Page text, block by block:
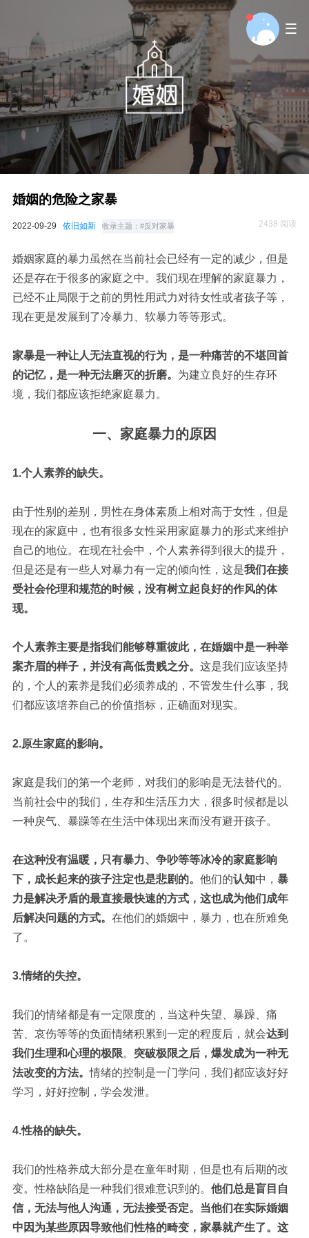
婚姻的危险之家暴
2022-09-29 依旧如新 收录主题： #反对家暴 2438 阅读
婚姻家庭的暴力虽然在当前社会已经有一定的减少，但是
还是存在于很多的家庭之中。我们现在理解的家庭暴力，
已经不止局限于之前的男性用武力对待女性或者孩子等，
现在更是发展到了冷暴力、软暴力等等形式。
家暴是一种让人无法直视的行为，是一种痛苦的不堪回首
的记忆，是一种无法磨灭的折磨。 为建立良好的生存环
境，我们都应该拒绝家庭暴力。
一、家庭暴力的原因
1.个人素养的缺失。
由于性别的差别，男性在身体素质上相对高于女性，但是
现在的家庭中，也有很多女性采用家庭暴力的形式来维护
自己的地位。在现在社会中，个人素养得到很大的提升，
但是还是有一些人对暴力有一定的倾向性，这是我们在接
受社会伦理和规范的时候，没有树立起良好的作风的体
现。
个人素养主要是指我们能够尊重彼此，在婚姻中是一种举
案齐眉的样子，并没有高低贵贱之分。 这是我们应该坚持
的，个人的素养是我们必须养成的，不管发生什么事，我
们都应该培养自己的价值指标，正确面对现实。
2.原生家庭的影响。
家庭是我们的第一个老师，对我们的影响是无法替代的。
当前社会中的我们，生存和生活压力大，很多时候都是以
一种戾气、暴躁等在生活中体现出来而没有避开孩子。
在这种没有温暖，只有暴力、争吵等等冰冷的家庭影响
下，成长起来的孩子注定也是悲剧的。 他们的认知中， 暴
力是解决矛盾的最直接最快速的方式，这也成为他们成年
后解决问题的方式。 在他们的婚姻中，暴力，也在所难免
了。
3.情绪的失控。
我们的情绪都是有一定限度的，当这种失望、暴躁、痛
苦、哀伤等等的负面情绪积累到一定的程度后，就会达到
我们生理和心理的极限。 突破极限之后，爆发成为一种无
法改变的方法。情绪的控制是一门学问，我们都应该好好
学习，好好控制，学会发泄。
4.性格的缺失。
我们的性格养成大部分是在童年时期，但是也有后期的改
变。性格缺陷是一种我们很难意识到的。 他们总是盲目自
信，无法与他人沟通，无法接受否定。 当他们在实际婚姻
中因为某些原因导致他们性格的畸变，家暴就产生了。 这